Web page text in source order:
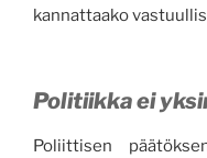
kannattaako
Politiikka ei
Poliittisen